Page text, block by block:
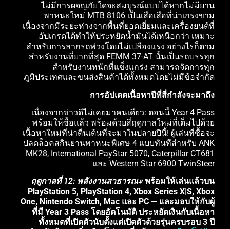
ไม่มีการผจญภัยใดจะสมบูรณ์แบบได้หากไม่มียาน
พาหนะใหม่ MTB 8106 เป็นเสือเสือที่น่าเกรงขาม
เนื่องจากมีระยะห่างจากพื้นที่ยอดเยี่ยมและเครื่องยนต์ที่
อัปเกรดได้ทำให้ประหยัดน้ำมันได้เหนือกว่า เหมาะ
สำหรับการลากรถพ่วงโดยไม่เปลืองแรง อย่างไรก็ตาม
สำหรับงานที่ยากที่สุด FEMM 37-AT นั้นเป็นรถบรรทุก
สำหรับงานหนักที่แข็งแกร่ง สามารถจัดการทุก
ภูมิประเทศและขนส่งสินค้าได้ทั้งหมดโดยไม่มีข้อจำกัด
การอัปเดตเนื้อหาปีที่สี่กำลังจะมาถึง
เนื่องจากข่าวดีไม่เคยมาคนเดียว: ตอนนี้ Year 4 Pass
พร้อมให้ซื้อแล้ว พร้อมด้วยสี่ฤดูกาลใหม่ที่เต็มไปด้วย
เนื้อหาใหม่ที่น่าตื่นเต้นที่จะมาในปลายปีนี้! ผู้เล่นที่ซื้อจะ
ปลดล็อคสกินยานพาหนะพิเศษ 4 แบบทันทีสำหรับ ANK
MK28, International PayStar 5070, Caterpillar CT681
และ Western Star 6900 TwinSteer
ฤดูกาลที่ 12: พลังงานสาธารณะพร้อมให้เล่นแล้วบน
PlayStation 5, PlayStation 4, Xbox Series X|S, Xbox
One, Nintendo Switch, Mac และ PC — และมอบให้กับผู้
ที่มี Year 3 Pass โดยอัตโนมัติ ประหยัดเงินกับเนื้อหา
ทั้งหมดที่เปิดตัวนับตั้งแต่เปิดตัวด้วยรุ่นครบรอบ 3 ปี